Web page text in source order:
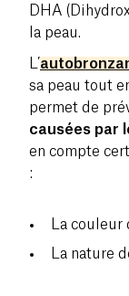
DHA
la peau.
L’
sa peau tout
permet de
causées par
en compte
:
La couleur
La nature